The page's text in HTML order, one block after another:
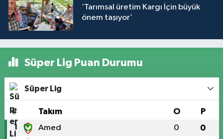
‘Tarımsal üretim Kargı İçin büyük
önem taşıyor’
Süper Lig Puan Durumu
Süper Lig
# Takım O P
1 Amed 0 0